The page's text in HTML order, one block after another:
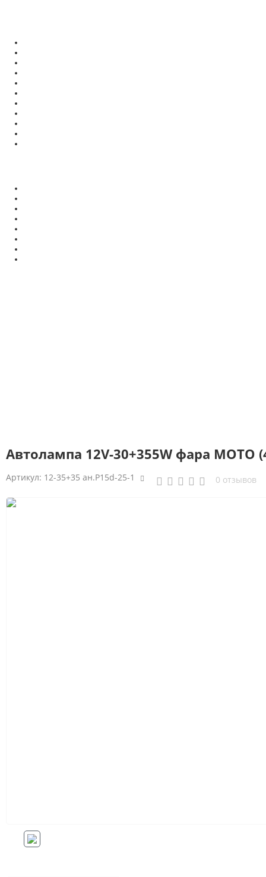
Автолампа 12V-30+355W фара МОТО
Артикул: 12-35+35 ан.P15d-25-1 0 отзывов